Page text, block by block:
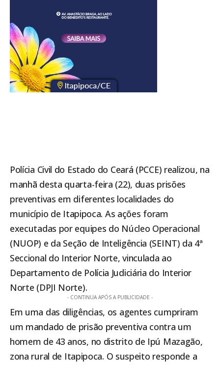
Polícia Civil do Estado do Ceará (PCCE) realizou, na
manhã desta quarta-feira (22), duas prisões
preventivas em diferentes localidades do
município de Itapipoca. As ações foram
executadas por equipes do Núcleo Operacional
(NUOP) e da Seção de Inteligência (SEINT) da 4ª
Seccional do Interior Norte, vinculada ao
Departamento de Polícia Judiciária do Interior
Norte (DPJI Norte).
- CONTINUA APÓS A PUBLICIDADE -
Em uma das diligências, os agentes cumpriram
um mandado de prisão preventiva contra um
homem de 43 anos, no distrito de Ipú Mazagão,
zona rural de Itapipoca. O suspeito responde a